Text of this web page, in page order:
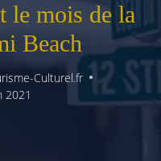
le mois de la
Beach
Culturel.fr
2021